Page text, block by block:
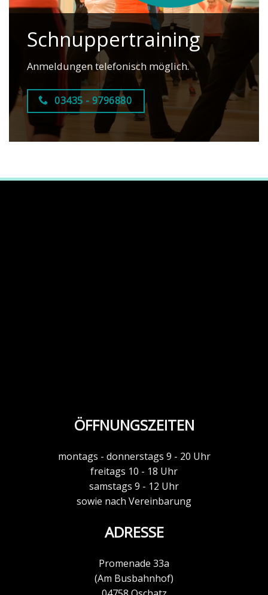
Schnuppertraining
Anmeldungen telefonisch möglich.
03435 - 9796880
ÖFFNUNGSZEITEN
montags - donnerstags 9 - 20 Uhr
freitags 10 - 18 Uhr
samstags 9 - 12 Uhr
sowie nach Vereinbarung
ADRESSE
Promenade 33a
(Am Busbahnhof)